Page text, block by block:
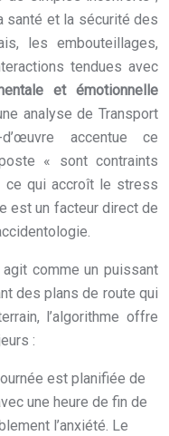
santé et la sécurité des
les embouteillages,
tendues avec
et émotionnelle
analyse de Transport
accentue ce
« sont contraints
ce qui accroît le stress
est un facteur direct de
comme un puissant
des plans de route qui
l’algorithme offre
:
est planifiée de
une heure de fin de
l’anxiété. Le